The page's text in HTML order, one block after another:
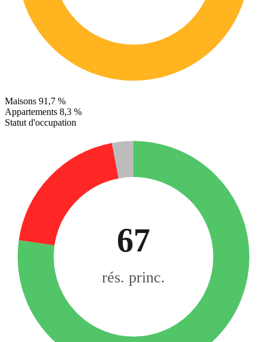
Maisons 91,7 %
Appartements 8,3 %
Statut d'occupation
67
rés. princ.